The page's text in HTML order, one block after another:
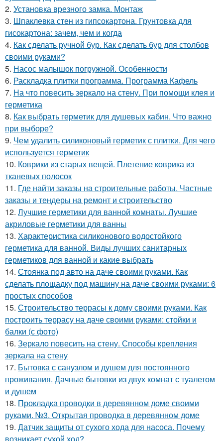
2. Установка врезного замка. Монтаж
3. Шпаклевка стен из гипсокартона. Грунтовка для
гисокартона: зачем, чем и когда
4. Как сделать ручной бур. Как сделать бур для столбов
своими руками?
5. Насос малышок погружной. Особенности
6. Раскладка плитки программа. Программа Кафель
7. На что повесить зеркало на стену. При помощи клея и
герметика
8. Как выбрать герметик для душевых кабин. Что важно
при выборе?
9. Чем удалить силиконовый герметик с плитки. Для чего
используется герметик
10. Коврики из старых вещей. Плетение коврика из
тканевых полосок
11. Где найти заказы на строительные работы. Частные
заказы и тендеры на ремонт и строительство
12. Лучшие герметики для ванной комнаты. Лучшие
акриловые герметики для ванны
13. Характеристика силиконового водостойкого
герметика для ванной. Виды лучших санитарных
герметиков для ванной и какие выбрать
14. Стоянка под авто на даче своими руками. Как
сделать площадку под машину на даче своими руками: 6
простых способов
15. Строительство террасы к дому своими руками. Как
построить террасу на даче своими руками: стойки и
балки (с фото)
16. Зеркало повесить на стену. Способы крепления
зеркала на стену
17. Бытовка с санузлом и душем для постоянного
проживания. Дачные бытовки из двух комнат с туалетом
и душем
18. Прокладка проводки в деревянном доме своими
руками. №3. Открытая проводка в деревянном доме
19. Датчик защиты от сухого хода для насоса. Почему